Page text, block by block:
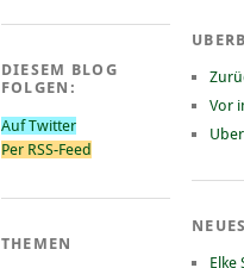
DIESEM BLOG
FOLGEN:
Auf Twitter
Per RSS-Feed
THEMEN
Vor
Elke